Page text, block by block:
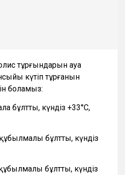
тұрғындарын ауа
күтіп тұрғанын
боламыз:
бұлтты, күндіз +33°С,
бұлтты, күндіз
бұлтты, күндіз